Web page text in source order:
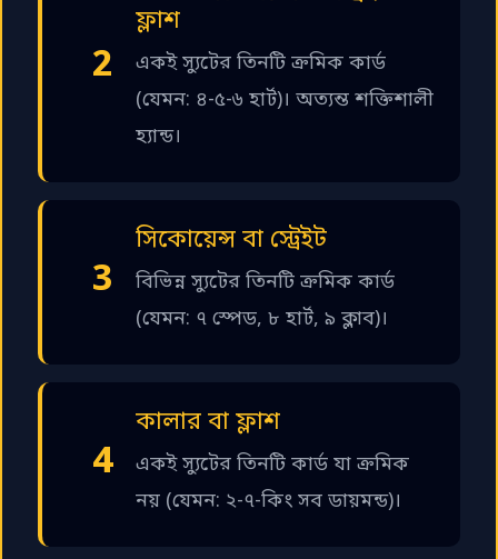
2
ফ্লাশ
একই স্যুটের তিনটি ক্রমিক কার্ড
(যেমন: ৪-৫-৬ হার্ট)। অত্যন্ত শক্তিশালী
হ্যান্ড।
3
সিকোয়েন্স বা স্ট্রেইট
বিভিন্ন স্যুটের তিনটি ক্রমিক কার্ড
(যেমন: ৭ স্পেড, ৮ হার্ট, ৯ ক্লাব)।
4
কালার বা ফ্লাশ
একই স্যুটের তিনটি কার্ড যা ক্রমিক
নয় (যেমন: ২-৭-কিং সব ডায়মন্ড)।